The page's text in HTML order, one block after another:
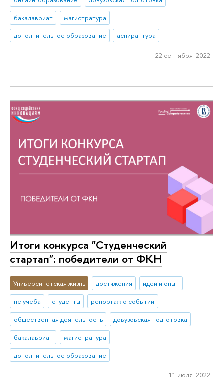
бакалавриат
магистратура
дополнительное образование
аспирантура
22 сентября 2022
Итоги конкурса "Студенческий
стартап": победители от ФКН
Университетская жизнь достижения
идеи и опыт
не учеба
студенты
репортаж о событии
общественная деятельность
довузовская подготовка
бакалавриат
магистратура
дополнительное образование
11 июля 2022